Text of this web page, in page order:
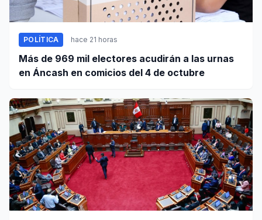
POLÍTICA hace 21 horas
Más de 969 mil electores acudirán a las urnas
en Áncash en comicios del 4 de octubre